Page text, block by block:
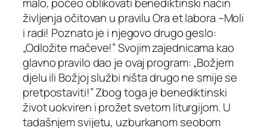
življenja očitovan u pravilu Ora et labora –Moli
i radi! Poznato je i njegovo drugo geslo:
„Odložite mačeve!” Svojim zajednicama kao
glavno pravilo dao je ovaj program: „Božjem
djelu ili Božjoj službi ništa drugo ne smije se
pretpostaviti!” Zbog toga je benediktinski
život uokviren i prožet svetom liturgijom. U
tadašnjem svijetu, uzburkanom seobom